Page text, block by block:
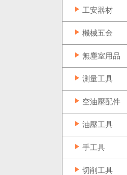
工安器材
機械五金
無塵室用品
測量工具
空油壓配件
油壓工具
手工具
切削工具